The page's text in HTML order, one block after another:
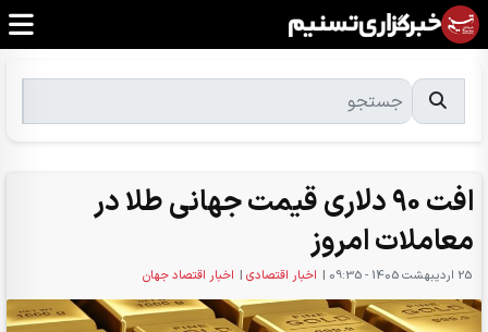
افت 90 دلاری قیمت جهانی طلا در
معاملات امروز
25 ارديبهشت 1405 - 09:35 | اخبار اقتصادی | اخبار اقتصاد جهان